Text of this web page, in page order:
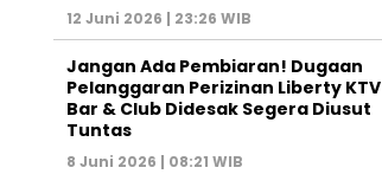
12 Juni 2026 | 23:26 WIB
Jangan Ada Pembiaran! Dugaan
Pelanggaran Perizinan Liberty KTV
Bar & Club Didesak Segera Diusut
Tuntas
8 Juni 2026 | 08:21 WIB